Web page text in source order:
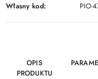
Własny kod: PIO-
OPIS
PRODUKTU